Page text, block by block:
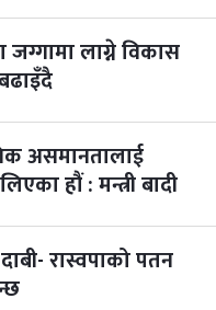
जग्गामा लाग्ने विकास
असमानतालाई
हौं : मन्त्री बादी
रास्वपाको पतन